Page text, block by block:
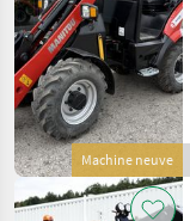
Machine neuve